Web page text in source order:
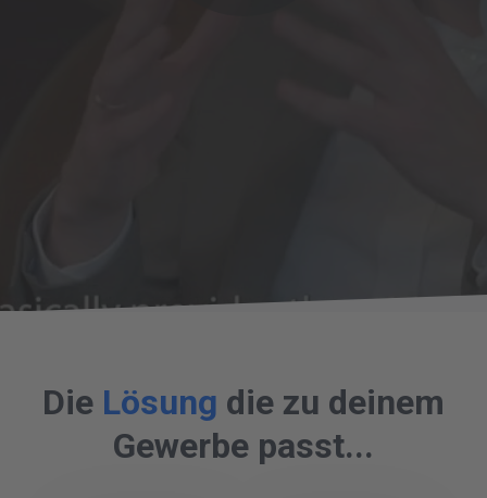
Die Lösung die zu deinem
Gewerbe passt...